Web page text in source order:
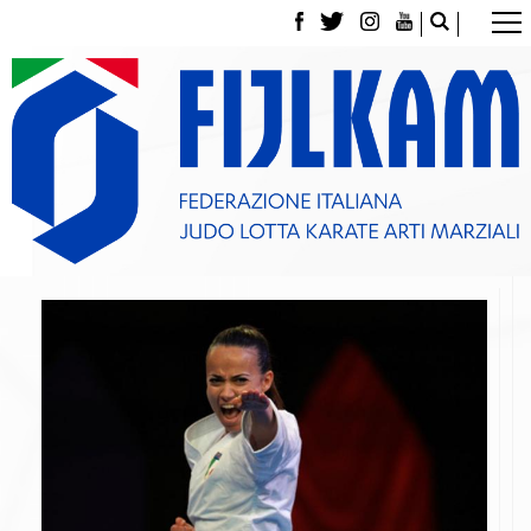
La Federazione
Tesseramento
Contatti
Norme e modulistica Affiliazioni e Tesseramenti
Classifica Società Sportive con più di 100 atleti
tesserati
Gare e Risultati
Archivio eventi
Dove siamo
Media
Partners
Trasparenza
Judo
La disciplina
News
Attività Didattica